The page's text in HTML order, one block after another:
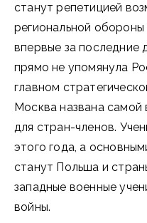
станут репетицией
региональной обороны
впервые за последние
прямо не упомянула
главном
Москва названа самой
для стран-членов.
этого года, а
станут Польша и
западные военные
войны.